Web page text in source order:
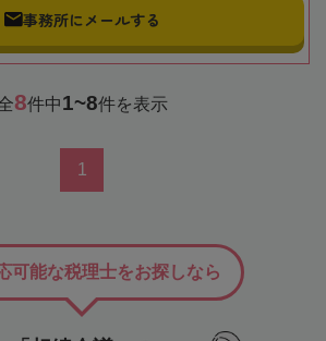
事務所にメールする
8件中1~8件を表示
1
可能な税理士をお探しなら